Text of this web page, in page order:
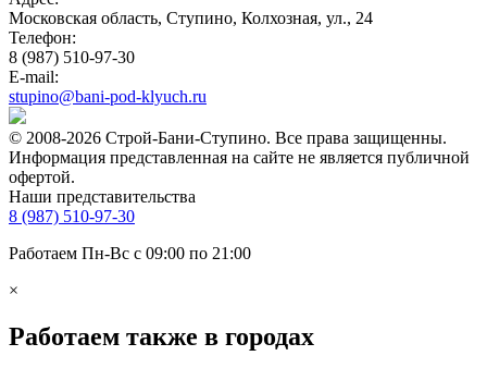
Московская область, Ступино, Колхозная, ул., 24
Телефон:
8 (987) 510-97-30
E-mail:
stupino@bani-pod-klyuch.ru
© 2008-2026 Строй-Бани-Ступино. Все права защищенны.
Информация представленная на сайте не является публичной
офертой.
Наши представительства
8 (987) 510-97-30
Работаем Пн-Вс с 09:00 по 21:00
×
Работаем также в городах